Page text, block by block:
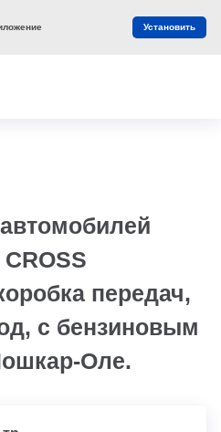
передач,
с бензиновым
Оле.
Установить